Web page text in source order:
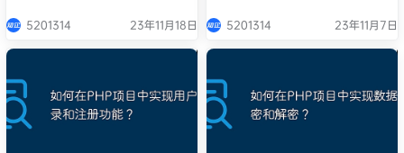
算法应用
5201314 23年11月18日 5201314 23年11月7日